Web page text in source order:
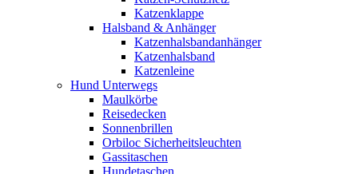
Katzenklappe
Halsband & Anhänger
Katzenhalsbandanhänger
Katzenhalsband
Katzenleine
Hund Unterwegs
Maulkörbe
Reisedecken
Sonnenbrillen
Orbiloc Sicherheitsleuchten
Gassitaschen
Hundetaschen